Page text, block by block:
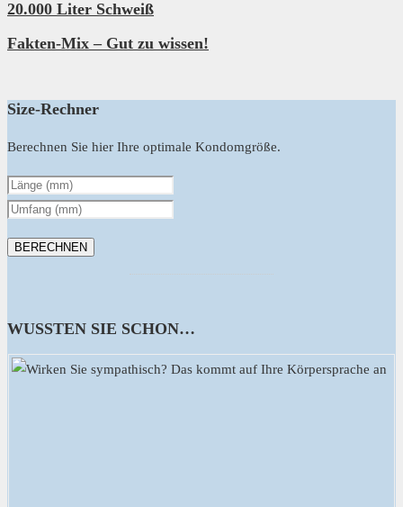
20.000 Liter Schweiß
Fakten-Mix – Gut zu wissen!
Size-Rechner
Berechnen Sie hier Ihre optimale Kondomgröße.
WUSSTEN SIE SCHON…